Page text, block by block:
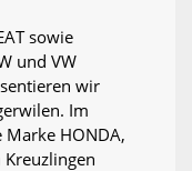
sowie
und VW
wir
Im
HONDA,